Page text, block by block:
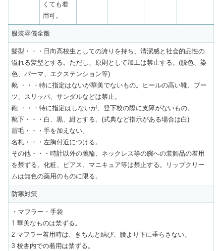
くても着
用可。
服装容儀全般
髪型・・・日向高校生としての誇りを持ち、清潔感と社会的品性の
溢れる髪型とする。ただし、原則として加工は禁止する。(脱色、染
色、パーマ、エクステンション等)
靴 ・・・特に指定はないが華美でないもの。ヒールの高い靴、ブー
ツ、スリッパ、サンダルなどは禁止。
鞄 ・・・特に指定はしないが、登下校の際に支障がないもの。
靴下・・・白、黒、紺とする。(式典など指示がある場合は白)
眉毛・・・手を加えない。
名札・・・左胸付近につける。
その他・・・時計以外の腕輪、ネックレス等の腕への装飾品の着用
を禁ずる。化粧、ピアス、マニキュア等は禁止する。リップクリー
ムは無色の薬用のものに限る。
防寒対策
・マフラー・手袋
1 華美なものは禁ずる。
2 マフラー着用時は、きちんと結び、腰より下に垂らさない。
3 校舎内での着用は禁ずる。